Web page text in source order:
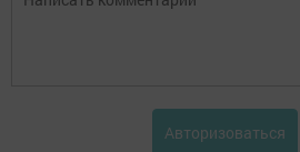
Авторизоваться